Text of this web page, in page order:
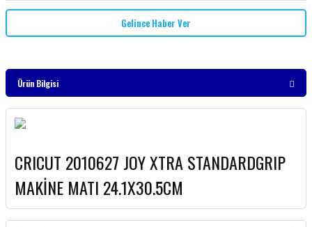
Gelince Haber Ver
Ürün Bilgisi
CRICUT 2010627 JOY XTRA STANDARDGRIP
MAKİNE MATI 24.1X30.5CM